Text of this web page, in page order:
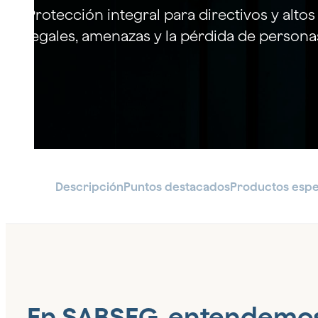
Seguros para el sector Industrial
Sector Deporte
Protección integral para directivos y
legales, amenazas y la pérdida de
DescripciónPuntos destacadosProductos